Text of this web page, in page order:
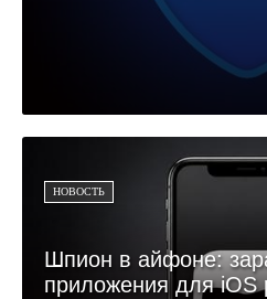
НОВОСТЬ
Шпион в айфоне:
приложения для iOS